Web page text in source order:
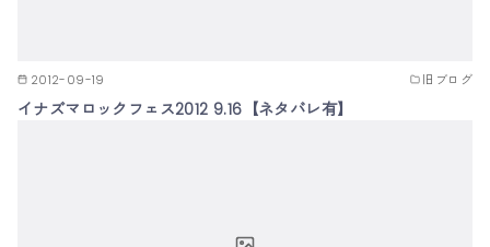
2012-09-19 旧ブログ
イナズマロックフェス2012 9.16【ネタバレ有】